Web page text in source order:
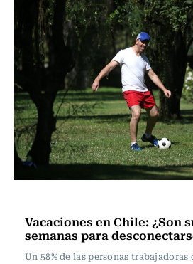
Vacaciones en Chile: ¿Son
semanas para
Un 58% de las personas trabajadoras